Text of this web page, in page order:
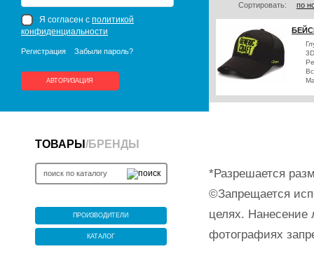
Я согласен с политикой
конфиденциальности
Регистрация Забыли пароль?
АВТОРИЗАЦИЯ
ТОВАРЫ /БРЕНДЫ
ПРОИЗВОДИТЕЛИ
КАТАЛОГ
Сортировать: по
*Разрешается
©Запрещается
целях. Нанесение
фотографиях